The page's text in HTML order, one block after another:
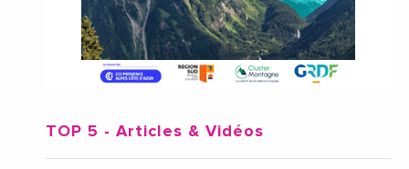
TOP 5 - Articles & Vidéos